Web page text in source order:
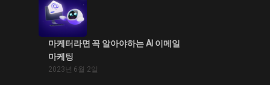
마케터라면 꼭 알아야하는 AI 이메일
마케팅
2023년 6월 2일